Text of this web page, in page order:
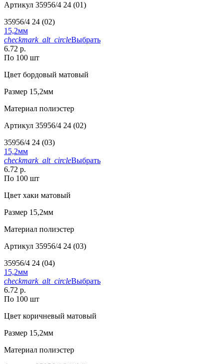
Артикул 35956/4 24 (01)
35956/4 24 (02)
15,2мм
checkmark_alt_circleВыбрать
6.72 р.
По 100 шт
Цвет бордовый матовый
Размер 15,2мм
Материал полиэстер
Артикул 35956/4 24 (02)
35956/4 24 (03)
15,2мм
checkmark_alt_circleВыбрать
6.72 р.
По 100 шт
Цвет хаки матовый
Размер 15,2мм
Материал полиэстер
Артикул 35956/4 24 (03)
35956/4 24 (04)
15,2мм
checkmark_alt_circleВыбрать
6.72 р.
По 100 шт
Цвет коричневый матовый
Размер 15,2мм
Материал полиэстер